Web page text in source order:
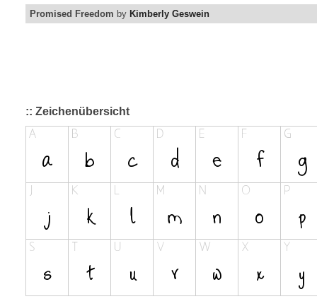
Promised Freedom by Kimberly Geswein
:: Zeichenübersicht